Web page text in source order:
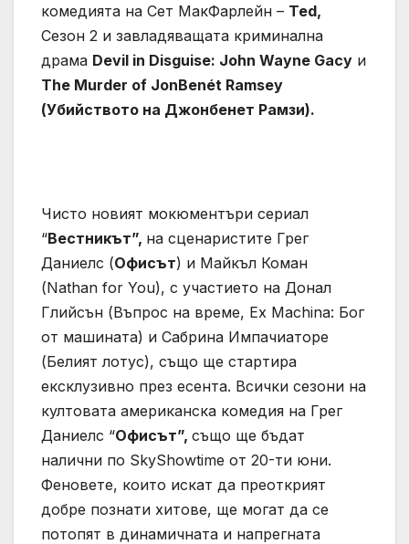
комедията на Сет МакФарлейн – Ted,
Сезон 2 и завладяващата криминална
драма Devil in Disguise: John Wayne Gacy и
The Murder of JonBenét Ramsey
(Убийството на Джонбенет Рамзи).
Чисто новият мокюментъри сериал
“Вестникът”, на сценаристите Грег
Даниелс (Офисът) и Майкъл Коман
(Nathan for You), с участието на Донал
Глийсън (Въпрос на време, Ex Machina: Бог
от машината) и Сабрина Импачиаторе
(Белият лотус), също ще стартира
ексклузивно през есента. Всички сезони на
култовата американска комедия на Грег
Даниелс “Офисът”, също ще бъдат
налични по SkyShowtime от 20-ти юни.
Феновете, които искат да преоткрият
добре познати хитове, ще могат да се
потопят в динамичната и напрегната